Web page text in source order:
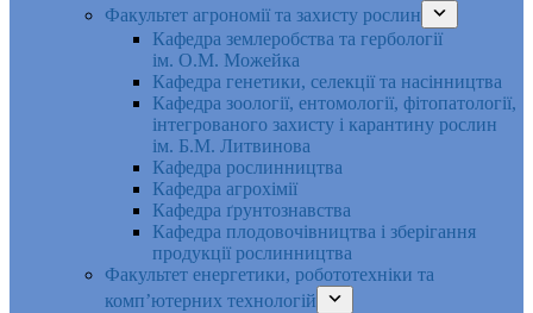
Факультет агрономії та захисту рослин
Кафедра землеробства та гербології
ім. О.М. Можейка
Кафедра генетики, селекції та насінництва
Кафедра зоології, ентомології, фітопатології,
інтегрованого захисту і карантину рослин
ім. Б.М. Литвинова
Кафедра рослинництва
Кафедра агрохімії
Кафедра ґрунтознавства
Кафедра плодовочівництва і зберігання
продукції рослинництва
Факультет енергетики, робототехніки та
комп’ютерних технологій